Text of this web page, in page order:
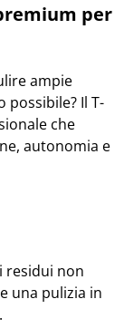
per
ampie
possibile? Il T-
che
autonomia e
residui non
una pulizia in